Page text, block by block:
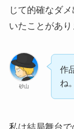
じて的確なダ
いたことがあり
砂山
作
ね
私は結局舞台で